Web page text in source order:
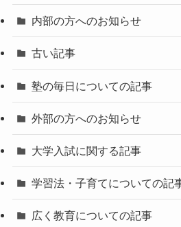
内部の方へのお知らせ
古い記事
塾の毎日についての記事
外部の方へのお知らせ
大学入試に関する記事
学習法・子育てについての記
広く教育についての記事